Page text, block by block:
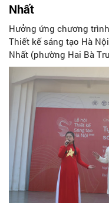
Nhất
Hưởng ứng chương
Thiết kế sáng tạo Hà
Nhất (phường Hai Bà
Bà Trưng chủ trì, phối
tổ chức nhiều hoạt
dẫn, thu hút đông đảo